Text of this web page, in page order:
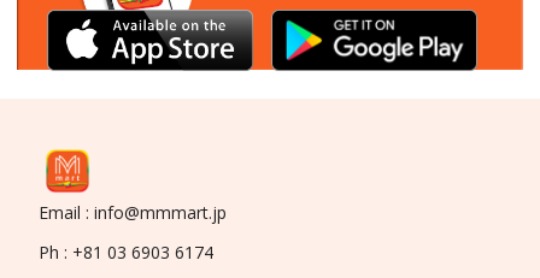
Email : info@mmmart.jp
Ph : +81 03 6903 6174